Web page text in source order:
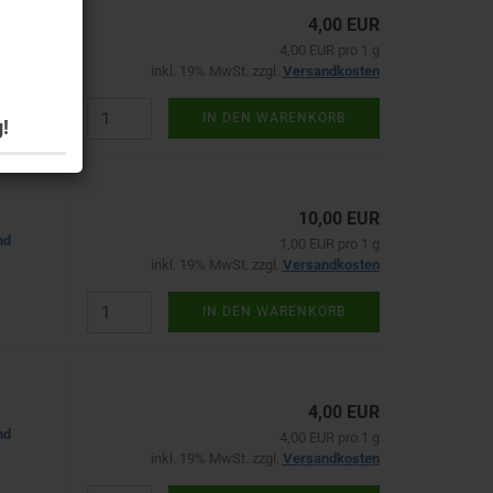
4,00 EUR
4,00 EUR pro 1 g
inkl. 19% MwSt. zzgl. Versandkosten
IN DEN WARENKORB
10,00 EUR
1,00 EUR pro 1 g
inkl. 19% MwSt. zzgl. Versandkosten
IN DEN WARENKORB
4,00 EUR
4,00 EUR pro 1 g
inkl. 19% MwSt. zzgl. Versandkosten